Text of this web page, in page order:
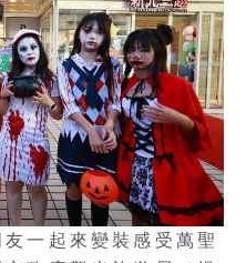
一起來變裝感受萬聖